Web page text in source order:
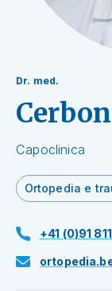
Dr. med.
Capoclinica
Ortopedia e
+41 (0)91